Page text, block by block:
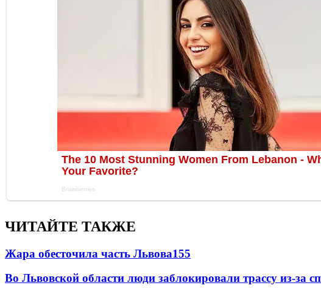
ЧИТАЙТЕ ТАКЖЕ
Жара обесточила часть Львова155
Во Львовской области люди заблокировали трассу из-за